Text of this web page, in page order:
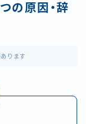
の原因・辞
ります